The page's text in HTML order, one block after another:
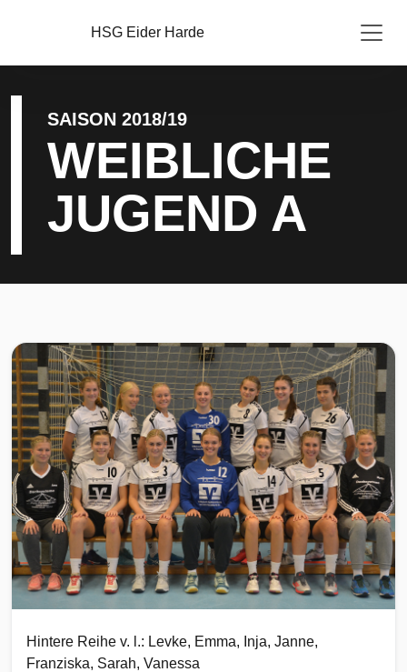
HSG Eider Harde
SAISON 2018/19
WEIBLICHE
JUGEND A
Hintere Reihe v. l.: Levke, Emma, Inja, Janne,
Franziska, Sarah, Vanessa